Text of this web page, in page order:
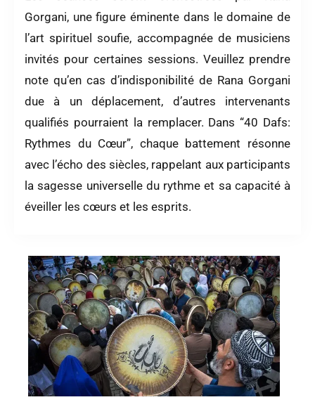
Gorgani, une figure éminente dans le domaine de
l’art spirituel soufie, accompagnée de musiciens
invités pour certaines sessions. Veuillez prendre
note qu’en cas d’indisponibilité de Rana Gorgani
due à un déplacement, d’autres intervenants
qualifiés pourraient la remplacer. Dans “40 Dafs:
Rythmes du Cœur”, chaque battement résonne
avec l’écho des siècles, rappelant aux participants
la sagesse universelle du rythme et sa capacité à
éveiller les cœurs et les esprits.